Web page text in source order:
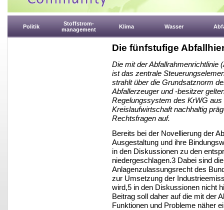
Politik
Stoffstrom-
management
Klima Wasser
Die fünfstufige
Die mit der Abfallrahmenrichtlinie
ist das zentrale
strahlt über die Grundsatznorm
Abfallerzeuger und -besitzer
Regelungssystem des KrWG
Kreislaufwirtschaft nachhaltig
Rechtsfragen auf.
Bereits bei der Novellierung der
Ausgestaltung und ihre
in den Diskussionen zu den
niedergeschlagen.3 Dabei sind
Anlagenzulassungsrecht des
zur Umsetzung der
wird,5 in den Diskussionen nicht
Beitrag soll daher auf die mit der
Funktionen und Probleme näher